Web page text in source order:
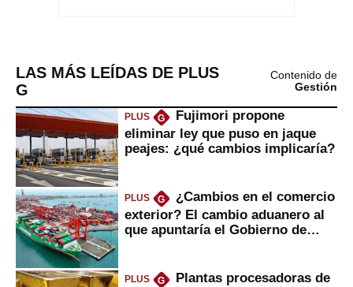
LAS MÁS LEÍDAS DE PLUS
G
Contenido de
Gestión
PLUS G
Fujimori propone
eliminar ley que puso en jaque
peajes: ¿qué cambios implicaría?
PLUS G
¿Cambios en el comercio
exterior? El cambio aduanero al
que apuntaría el Gobierno de
PLUS G
Plantas procesadoras de